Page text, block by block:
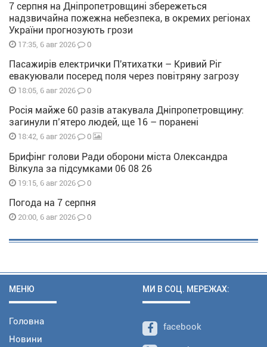
7 серпня на Дніпропетровщині збережеться
надзвичайна пожежна небезпека, в окремих регіонах
України прогнозують грози
17:35, 6 авг 2026 0
Пасажирів електрички П'ятихатки – Кривий Ріг
евакуювали посеред поля через повітряну загрозу
18:05, 6 авг 2026 0
Росія майже 60 разів атакувала Дніпропетровщину:
загинули п’ятеро людей, ще 16 – поранені
18:42, 6 авг 2026 0
Брифінг голови Ради оборони міста Олександра
Вілкула за підсумками 06 08 26
19:15, 6 авг 2026 0
Погода на 7 серпня
20:00, 6 авг 2026 0
МЕНЮ
Головна
Новини
МИ В СОЦ. МЕРЕЖАХ:
facebook